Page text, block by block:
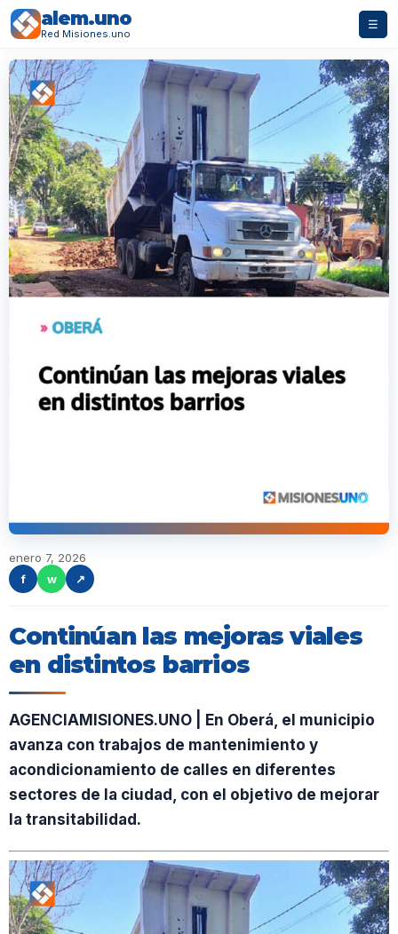
alem.uno
Red Misiones.uno
☰
enero 7, 2026
f
w ↗
Continúan las mejoras viales
en distintos barrios
AGENCIAMISIONES.UNO | En Oberá, el municipio
avanza con trabajos de mantenimiento y
acondicionamiento de calles en diferentes
sectores de la ciudad, con el objetivo de mejorar
la transitabilidad.